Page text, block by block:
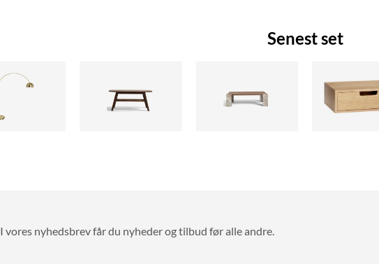
Senest set
I vores nyhedsbrev får du nyheder og tilbud før alle andre.